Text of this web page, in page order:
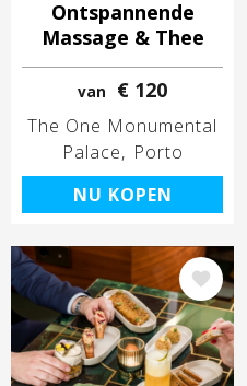
Ontspannende
Massage & Thee
van € 120
The One Monumental
Palace
Porto
NU KOPEN
Afbeelding